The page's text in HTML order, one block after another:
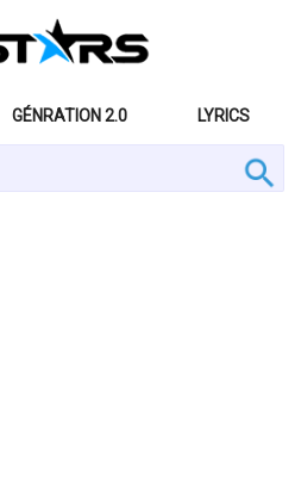
GÉNRATION 2.0 LYRICS